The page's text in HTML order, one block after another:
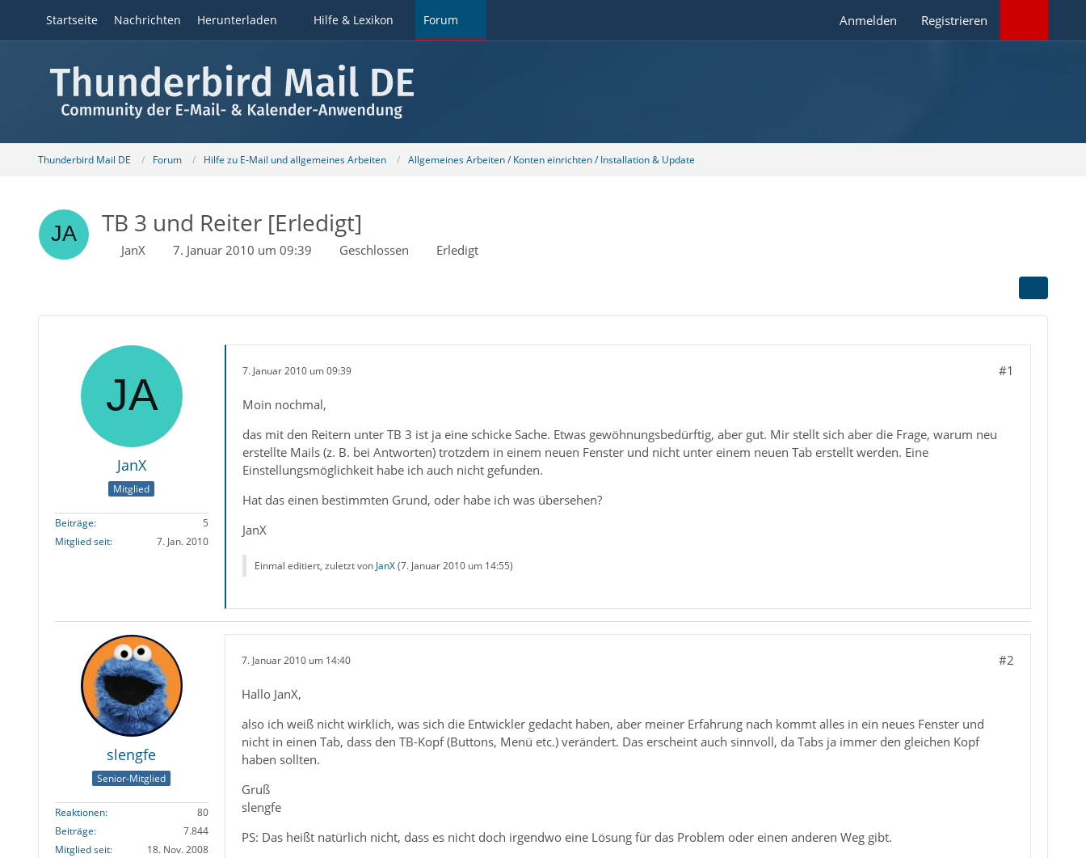
Startseite Nachrichten Herunterladen Hilfe & Lexikon Forum Anmelden Registrieren
Thunderbird Mail DE Forum Hilfe zu E-Mail und allgemeines Arbeiten Allgemeines Arbeiten / Konten einrichten / Installation & Update
TB 3 und Reiter [Erledigt]
JanX 7. Januar 2010 um 09:39 Geschlossen Erledigt
JanX
Mitglied
Beiträge
5
Mitglied seit
7. Jan. 2010
7. Januar 2010 um 09:39 #1
Moin nochmal,
das mit den Reitern unter TB 3 ist ja eine schicke Sache. Etwas gewöhnungsbedürftig, aber gut. Mir stellt sich aber die Frage, warum neu
erstellte Mails (z. B. bei Antworten) trotzdem in einem neuen Fenster und nicht unter einem neuen Tab erstellt werden. Eine
Einstellungsmöglichkeit habe ich auch nicht gefunden.
Hat das einen bestimmten Grund, oder habe ich was übersehen?
JanX
Einmal editiert, zuletzt von JanX(7. Januar 2010 um 14:55)
slengfe
Senior-Mitglied
Reaktionen
80
Beiträge
7.844
Mitglied seit
18. Nov. 2008
7. Januar 2010 um 14:40 #2
Hallo JanX,
also ich weiß nicht wirklich, was sich die Entwickler gedacht haben, aber meiner Erfahrung nach kommt alles in ein neues Fenster und
nicht in einen Tab, dass den TB-Kopf (Buttons, Menü etc.) verändert. Das erscheint auch sinnvoll, da Tabs ja immer den gleichen Kopf
haben sollten.
Gruß
slengfe
PS: Das heißt natürlich nicht, dass es nicht doch irgendwo eine Lösung für das Problem oder einen anderen Weg gibt.